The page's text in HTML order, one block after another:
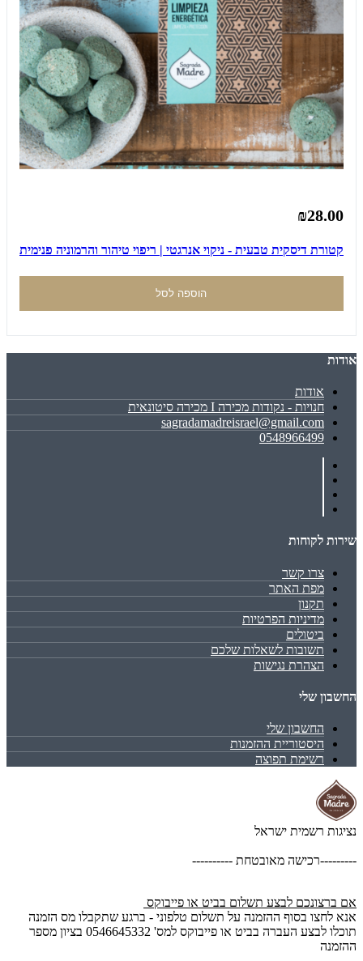
₪28.00
קטורת דיסקית טבעית - ניקוי אנרגטי | ריפוי טיהור והרמוניה פנימית
הוספה לסל
אודות
אודות
חנויות - נקודות מכירה I מכירה סיטונאית
sagradamadreisrael@gmail.com
0548966499
שירות לקוחות
צרו קשר
מפת האתר
תקנון
מדיניות הפרטיות
ביטולים
תשובות לשאלות שלכם
הצהרת נגישות
החשבון שלי
החשבון שלי
היסטוריית ההזמנות
רשימת תפוצה
נציגות רשמית ישראל
---------רכישה מאובטחת ----------
אם ברצונכם לבצע תשלום בביט או פייבוקס
אנא לחצו בסוף ההזמנה על תשלום טלפוני - ברגע שתקבלו מס הזמנה
תוכלו לבצע העברה בביט או פייבוקס למס' 0546645332 בציון מספר
ההזמנה